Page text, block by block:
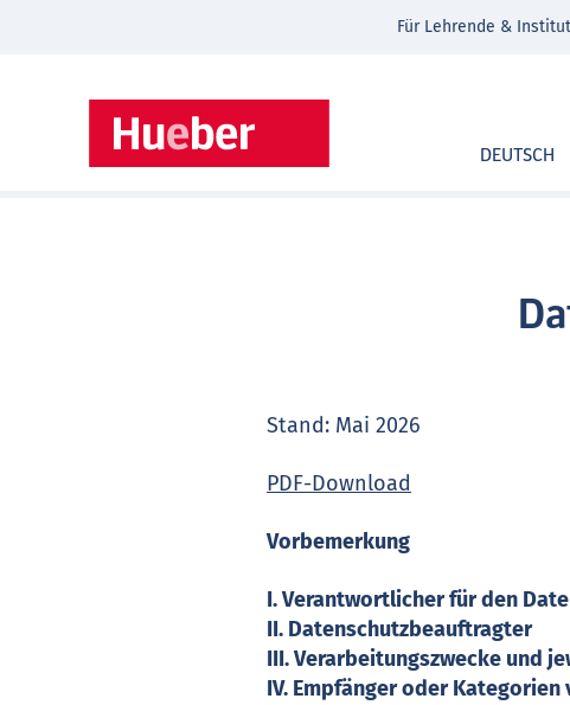
DEUTSCH
Für Lehrende &
Stand: Mai 2026
PDF-Download
Vorbemerkung
I. Verantwortlicher für den
II. Datenschutzbeauftragter
III. Verarbeitungszwecke und
IV. Empfänger oder